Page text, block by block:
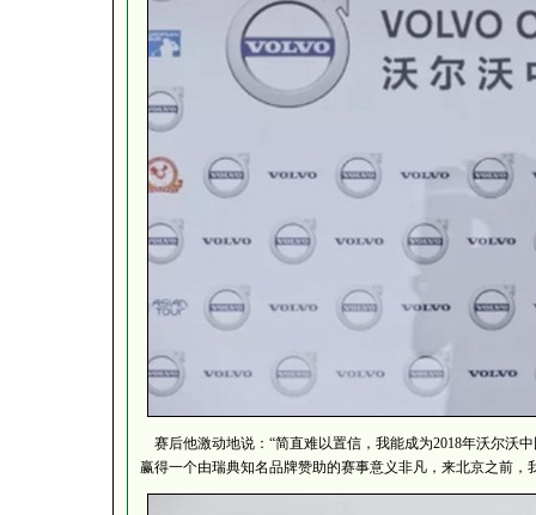
赛后他激动地说：“简直难以置信，我能成为2018年沃尔沃
赢得一个由瑞典知名品牌赞助的赛事意义非凡，来北京之前